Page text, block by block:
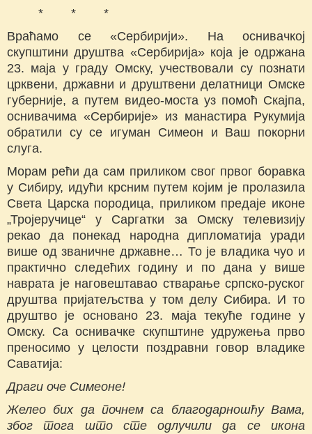
* * *
Враћамо се «Сербирији». На оснивачкој
скупштини друштва «Сербирија» која је одржана
23. маја у граду Омску, учествовали су познати
црквени, државни и друштвени делатници Омске
губерније, а путем видео-моста уз помоћ Скајпа,
оснивачима «Сербирије» из манастира Рукумија
обратили су се игуман Симеон и Ваш покорни
слуга.
Морам рећи да сам приликом свог првог боравка
у Сибиру, идући крсним путем којим је пролазила
Света Царска породица, приликом предаје иконе
„Тројеручице“ у Саргатки за Омску телевизију
рекао да понекад народна дипломатија уради
више од званичне државне… То је владика чуо и
практично следећих годину и по дана у више
наврата је наговештавао стварање српско-руског
друштва пријатељства у том делу Сибира. И то
друштво је основано 23. маја текуће године у
Омску. Са оснивачке скупштине удружења прво
преносимо у целости поздравни говор владике
Саватија:
Драги оче Симеоне!
Желео бих да почнем са благодарношћу Вама,
због тога што сте одлучили да се икона